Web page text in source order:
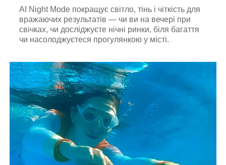
AI Night Mode покращує світло, тінь і чіткість для
вражаючих результатів — чи ви на вечері при
свічках, чи досліджуєте нічні ринки, біля багаття
чи насолоджуєтеся прогулянкою у місті.